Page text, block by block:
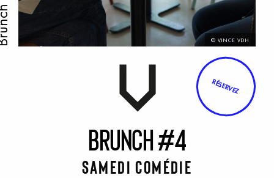
© VINCE VDH
RÉSERVEZ
Brunch#4
Samedi Comédie